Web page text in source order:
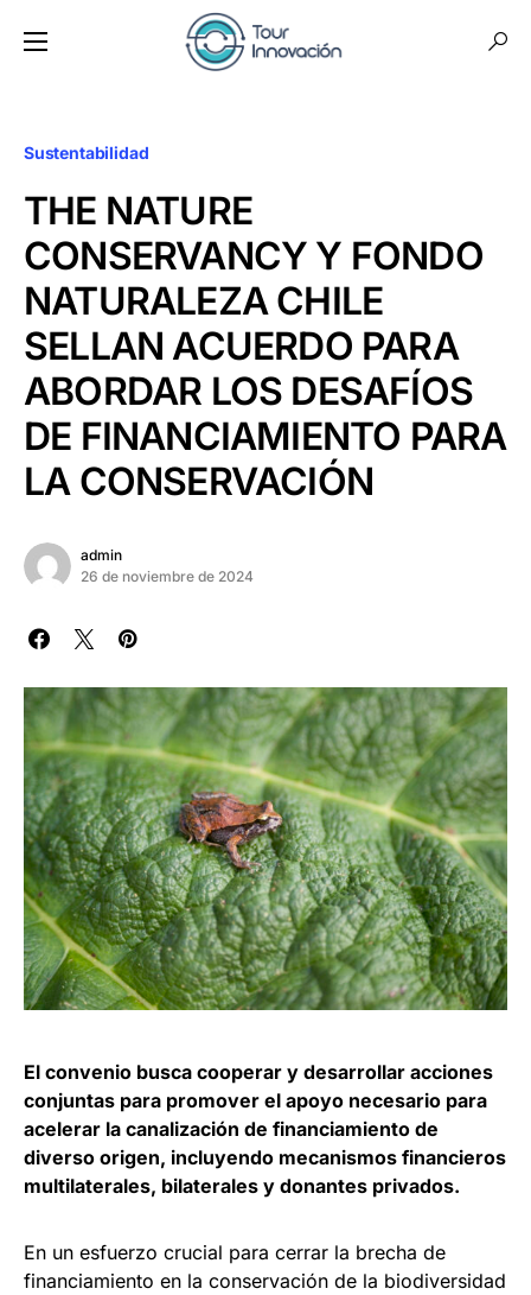
Sustentabilidad
THE NATURE
CONSERVANCY Y FONDO
NATURALEZA CHILE
SELLAN ACUERDO PARA
ABORDAR LOS DESAFÍOS
DE FINANCIAMIENTO PARA
LA CONSERVACIÓN
admin
26 de noviembre de 2024
El convenio busca cooperar y desarrollar acciones
conjuntas para promover el apoyo necesario para
acelerar la canalización de financiamiento de
diverso origen, incluyendo mecanismos financieros
multilaterales, bilaterales y donantes privados.
En un esfuerzo crucial para cerrar la brecha de
financiamiento en la conservación de la biodiversidad